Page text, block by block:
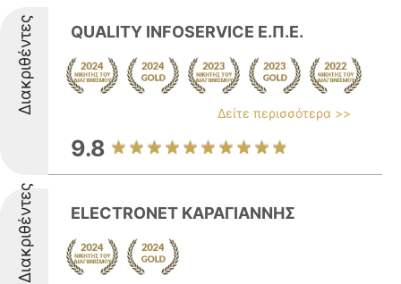
Διακριθέντες QUALITY INFOSERVICE Ε.Π.Ε.
Δείτε περισσότερα >>
9.8
Διακριθέντες ELECTRONET ΚΑΡΑΓΙΑΝΝΗΣ